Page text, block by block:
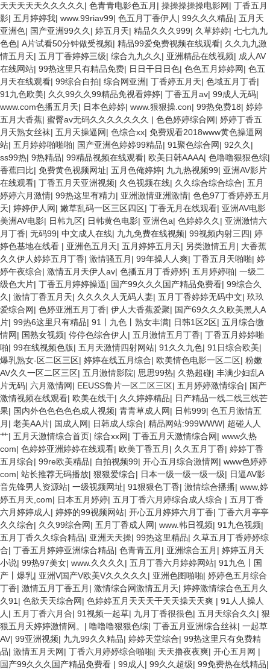
天天天天天久久久久久 | 色青青电影色五月 | 操操操操操电影网| 丁香五月
影| 五月婷婷我| www.99riav99| 色五月丁香伊人 | 99久久久精品| 五月天
亚洲色| 国产亚洲99久久 | 婷五月天| 精品久久久999| 久草婷婷| 七七九九
色色| A片试看50分钟做受视频| 精品99爱免费视频在线观看| 久久九九激
情五月天| 五月丁香婷婷三级| 综合九九久久 | 亚洲精品在线视频| 成人AV
在线网站| 99热这里只有精品免费| 日日干日日色| 色色五月婷婷网| 色五
月天在线观看| 99综合自拍| 综合网亚洲| 丁香婷五月天| 色域五月丁香|
91九色欧美| 久久99久久99精品免视看婷婷| 丁香五月av| 99成人无码|
www.com色播五月天| 日本色婷婷| www.狠狠操.con| 99热免费18| 婷婷
五月大香蕉| 蜜臀av无码久久久久久久久 | 色色婷婷综合网| 婷婷丁香五
月天熟女丝袜| 五月天操逼网| 色综合xx| 免费观看2018www黄色操逼网
站| 五月婷婷啪啪啪| 国产亚洲色婷婷99精品| 91聚色综合网| 92久久 |
ss99热| 9热精品| 99精品视频在线观看| 欧美日韩AAAA| 色噜噜狠狠色综|
香蕉曰比| 免费黄色视频网址| 五月色俺婷婷| 九九热视频99| 亚洲AV影片
在线观看| 丁香五月天亚洲视频| 久色视频在线| 久久综合综合综合| 五月
婷婷六月激情| 99热这里有精力| 亚洲激情亚洲激情| 色色97丁香婷婷五月
天| 婷婷伊人网| 嫩草乱码一区三区四区| 丁香无月在线观看| 亚洲AV电影
美洲AV电影| 日韩九区| 日韩黄色电影| 亚洲色a| 色婷婷久久 | 亚洲激情六
月丁香| 无码99| 中文成人在线| 九九免费在线视频| 99视频内射三四| 婷
婷色基地在线看 | 亚洲色五月天| 五月婷婷五月天| 另类激情五月 | 大香蕉
久久伊人婷婷五月丁香| 激情骚五月 | 99年操人人爽| 丁香五月天啪啪| 婷
婷午夜综合| 激情五月天伊人av| 色播五月丁香婷婷| 五月婷婷啪| 一级二
级色大片| 丁香五月婷婷操逼| 国产99久久久国产精品免费看| 99综合久
久 | 激情丁香五月天| 久久久久人无码人妻| 五月丁香婷婷无码中文| 玖玖
爱综合网| 色婷亚洲五月丁香| 伊人大香蕉爱聚| 国产69久久久欧美黑人A
片| 99热6这里只有精品| 91丨九色丨熟女丰满| 日韩1区2区| 五月综合缴
情网| 国熟女视频| 停停色综合伊人 | 五月激情五月丁香| 丁香五月婷婷啪
啪| 99在线视频色版| 五月天激情四射网站| 91久久九色| 91日综合欧美|
爆乳熟女-区二区三区| 婷婷在线五月综合| 欧美情色电影一区二区| 粉嫩
AV久久一区二区三区| 五月激情影院| 思思99热| 久热超碰| 丰满少妇乱A
片无码| 六月激情网| EEUSS鲁片一区二区三区| 五月婷婷激情综合| 国产
激情视频在线观看| 欧美在线干| 久久婷婷精品| 日产精品一线二线三线芒
果| 国内外色色色色色成人视频| 青青草成人网| 日韩999| 色五月激情五
月 | 老美AA片| 国成人网| 日韩成人综合| 精品网站:999WWW| 超碰人人
艹| 五月天激情综合首页| 综合xx网| 丁香五月天激情综合网| www久热
com| 色婷婷亚洲婷婷在线观看| 欧美丁香五月 | 久久五月丁香| 婷婷丁香
五月综合| 99re欧美精品| 自拍视频99| 开心五月综合激情网| www色婷婷
com| 站长推荐无码播放| 狠狠爱综合| 日本一级一级一级一级| 日逼AV影
音先锋男人资源站| 一级视频网址| 91狠狠色丁香| 激情综合播播| www,婷
婷五月天,com| 日本五月婷婷| 五月丁香六月婷综合成人综合 | 五月丁香
六月婷婷成人 | 婷婷的99视频网站| 开心五月婷婷六月丁香| 丁香六月亭亭
久久综合| 久久99综合网| 五月丁香成人网| www.韩日视频| 91九色视频|
五月丁香久久综合精品| 亚洲天天操| 99热这里精品| 久草五月丁香婷婷综
合| 丁香五月婷婷亚洲综合精品| 色青青五月 | 亚洲综合五月 | 婷婷五月天
小说| 99热97美女| www.久久久久 | 五月丁香六月婷婷网站| 91九色丨国
产丨爆乳| 亚洲V国产V欧美V久久久久久 | 亚洲色图啪啪| 婷婷色五月综合
丁香| 激情五月丁香五月 | 激情综合网激情五月天| 婷婷激情综合色五月久
久91 | 色欲天天综合网| 色婷婷五月天天天干天天操天天爽 | 91人人操人
人 | 五月丁香六月合| 91视频一起草| 九月丁香很很色| 五月天综合久久 | 狠
狠五月天婷婷激情网。 | 噜噜噜狠狠色综| 丁香五月亚洲综合丝袜| 一起草
AV| 99亚洲视频| 九九99久久精品| 婷婷天堂综合| 99热这里只有免费精
品| 激情五月天网| 丁香六月婷婷综合啪啪| 天天撸夜夜爽| 开心五月网 |
国产99久久久国产精品免费看 | 99成人 | 99久久超级| 99免费热在线精品|